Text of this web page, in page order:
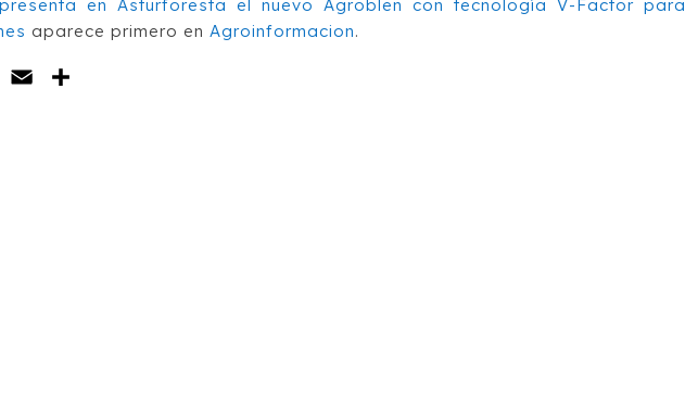
en Asturforesta el nuevo Agroblen con tecnología V-Factor para
aparece primero en Agroinformacion.
WhatsApp
Email